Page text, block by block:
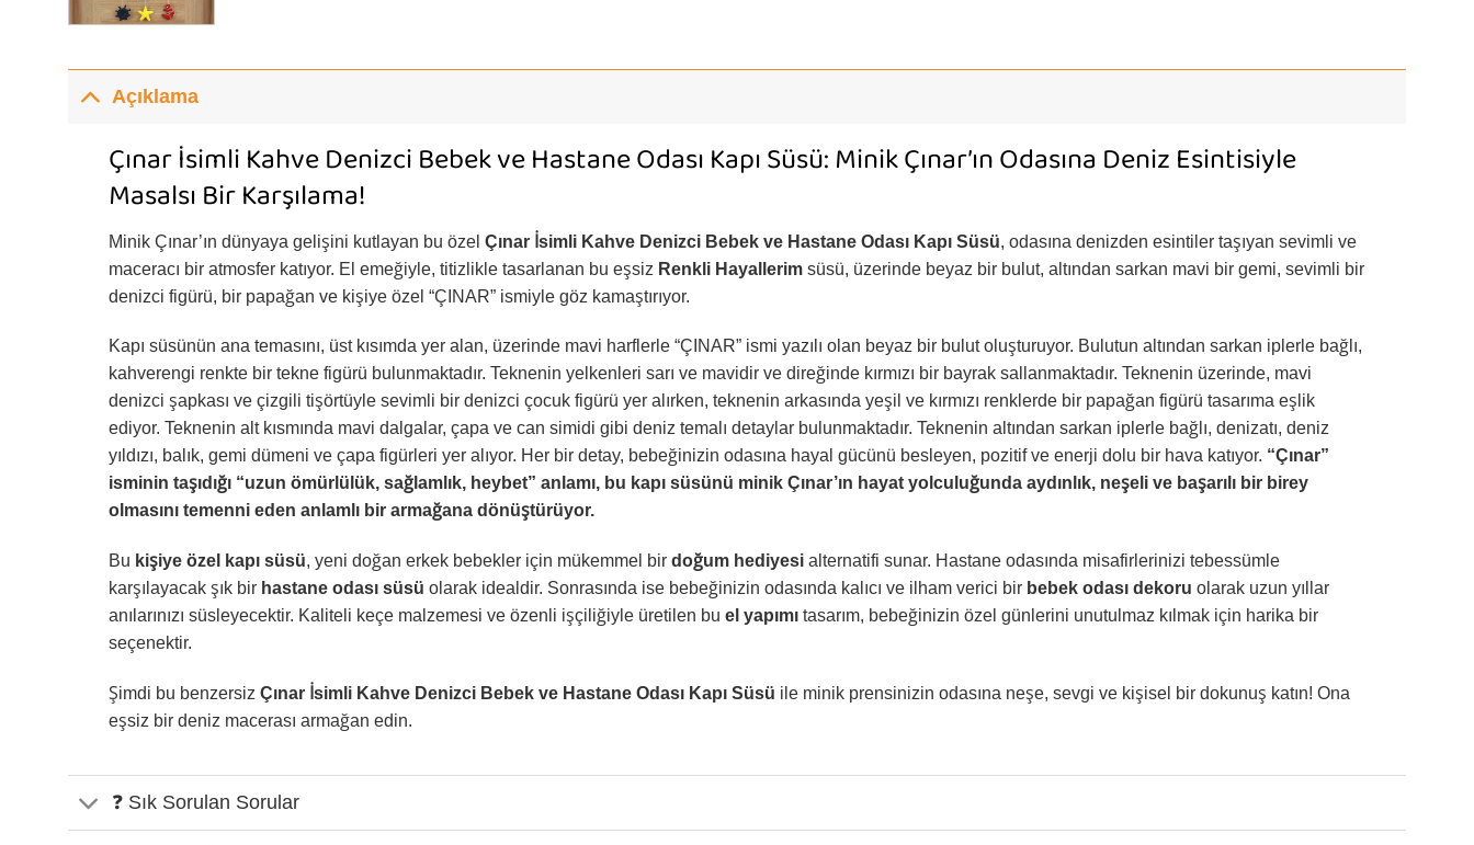
Açıklama
Çınar İsimli Kahve Denizci Bebek ve Hastane Odası Kapı Süsü: Minik Çınar’ın Odasına Deniz Esintisiyle
Masalsı Bir Karşılama!
Minik Çınar’ın dünyaya gelişini kutlayan bu özel Çınar İsimli Kahve Denizci Bebek ve Hastane Odası Kapı Süsü, odasına denizden esintiler taşıyan sevimli ve
maceracı bir atmosfer katıyor. El emeğiyle, titizlikle tasarlanan bu eşsiz Renkli Hayallerimsüsü, üzerinde beyaz bir bulut, altından sarkan mavi bir gemi, sevimli bir
denizci figürü, bir papağan ve kişiye özel “ÇINAR” ismiyle göz kamaştırıyor.
Kapı süsünün ana temasını, üst kısımda yer alan, üzerinde mavi harflerle “ÇINAR” ismi yazılı olan beyaz bir bulut oluşturuyor. Bulutun altından sarkan iplerle bağlı,
kahverengi renkte bir tekne figürü bulunmaktadır. Teknenin yelkenleri sarı ve mavidir ve direğinde kırmızı bir bayrak sallanmaktadır. Teknenin üzerinde, mavi
denizci şapkası ve çizgili tişörtüyle sevimli bir denizci çocuk figürü yer alırken, teknenin arkasında yeşil ve kırmızı renklerde bir papağan figürü tasarıma eşlik
ediyor. Teknenin alt kısmında mavi dalgalar, çapa ve can simidi gibi deniz temalı detaylar bulunmaktadır. Teknenin altından sarkan iplerle bağlı, denizatı, deniz
yıldızı, balık, gemi dümeni ve çapa figürleri yer alıyor. Her bir detay, bebeğinizin odasına hayal gücünü besleyen, pozitif ve enerji dolu bir hava katıyor. “Çınar”
isminin taşıdığı “uzun ömürlülük, sağlamlık, heybet” anlamı, bu kapı süsünü minik Çınar’ın hayat yolculuğunda aydınlık, neşeli ve başarılı bir birey
olmasını temenni eden anlamlı bir armağana dönüştürüyor.
Bu kişiye özel kapı süsü, yeni doğan erkek bebekler için mükemmel bir doğum hediyesialternatifi sunar. Hastane odasında misafirlerinizi tebessümle
karşılayacak şık bir hastane odası süsü olarak idealdir. Sonrasında ise bebeğinizin odasında kalıcı ve ilham verici bir bebek odası dekoru olarak uzun yıllar
anılarınızı süsleyecektir. Kaliteli keçe malzemesi ve özenli işçiliğiyle üretilen bu el yapımıtasarım, bebeğinizin özel günlerini unutulmaz kılmak için harika bir
seçenektir.
Şimdi bu benzersiz Çınar İsimli Kahve Denizci Bebek ve Hastane Odası Kapı Süsü ile minik prensinizin odasına neşe, sevgi ve kişisel bir dokunuş katın! Ona
eşsiz bir deniz macerası armağan edin.
❓ Sık Sorulan Sorular